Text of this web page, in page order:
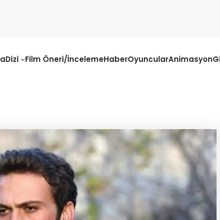
Dizi Film Öneri/İncelemeHaberOyuncularAnimasyon